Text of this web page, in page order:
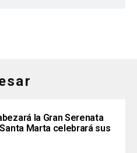
la Gran Serenata
Marta celebrará sus